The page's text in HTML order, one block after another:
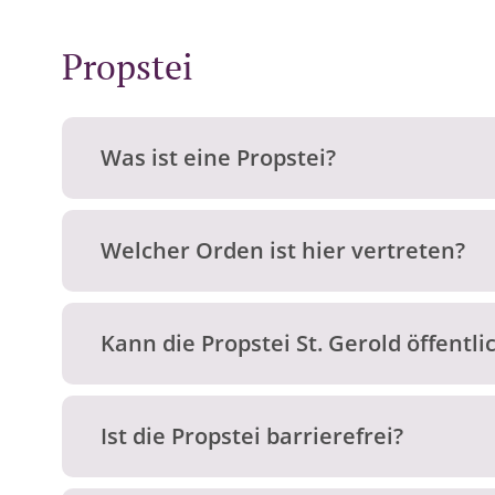
Propstei
Was ist eine Propstei?
Welcher Orden ist hier vertreten?
Kann die Propstei St. Gerold
Ist die Propstei barrierefrei?